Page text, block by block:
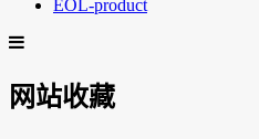
EOL-product
网站收藏